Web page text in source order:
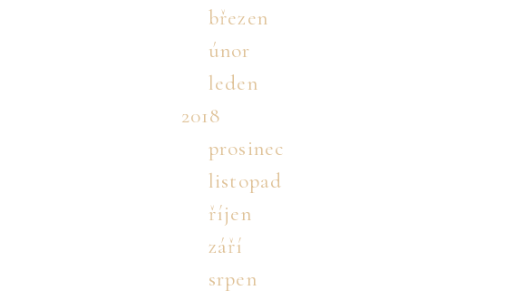
březen
únor
leden
2018
prosinec
listopad
říjen
září
srpen